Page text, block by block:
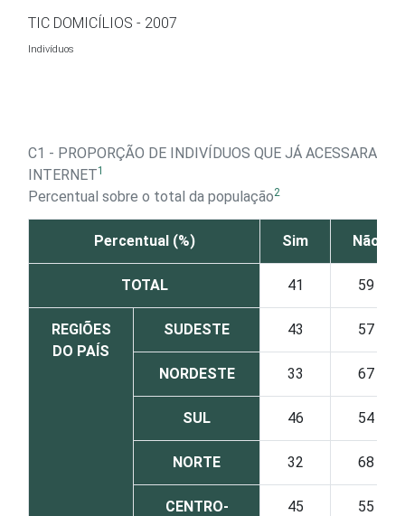
Ir para o conteúdo
TIC DOMICÍLIOS - 2007
Indivíduos
C1 - PROPORÇÃO DE INDIVÍDUOS QUE JÁ ACESSARAM A
INTERNET1
Percentual sobre o total da população2
Percentual (%) Sim Não
TOTAL 41 59
REGIÕES
DO PAÍS
SUDESTE 43 57
NORDESTE 33 67
SUL 46 54
NORTE 32 68
CENTRO-
45 55